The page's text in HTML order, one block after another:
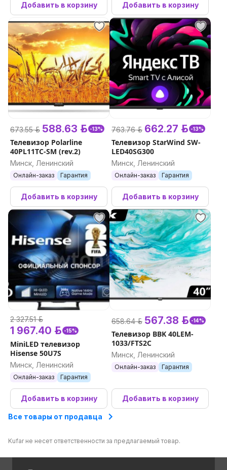
Добавить в корзину Добавить в корзину
673.55 р. 588.63 р. -13%
Телевизор Polarline
40PL11TC-SM (rev.2)
Минск, Ленинский
Онлайн-заказ Гарантия
Добавить в корзину
763.76 р. 662.27 р. -13%
Телевизор StarWind SW-
LED40SG300
Минск, Ленинский
Онлайн-заказ Гарантия
Добавить в корзину
2 327.51 р.
1 967.40 р. -15%
MiniLED телевизор
Hisense 50U7S
Минск, Ленинский
Онлайн-заказ Гарантия
Добавить в корзину
658.64 р. 567.38 р. -14%
Телевизор BBK 40LEM-
1033/FTS2C
Минск, Ленинский
Онлайн-заказ Гарантия
Добавить в корзину
Все товары от продавца
Kufar не несет ответственности за предлагаемый товар.